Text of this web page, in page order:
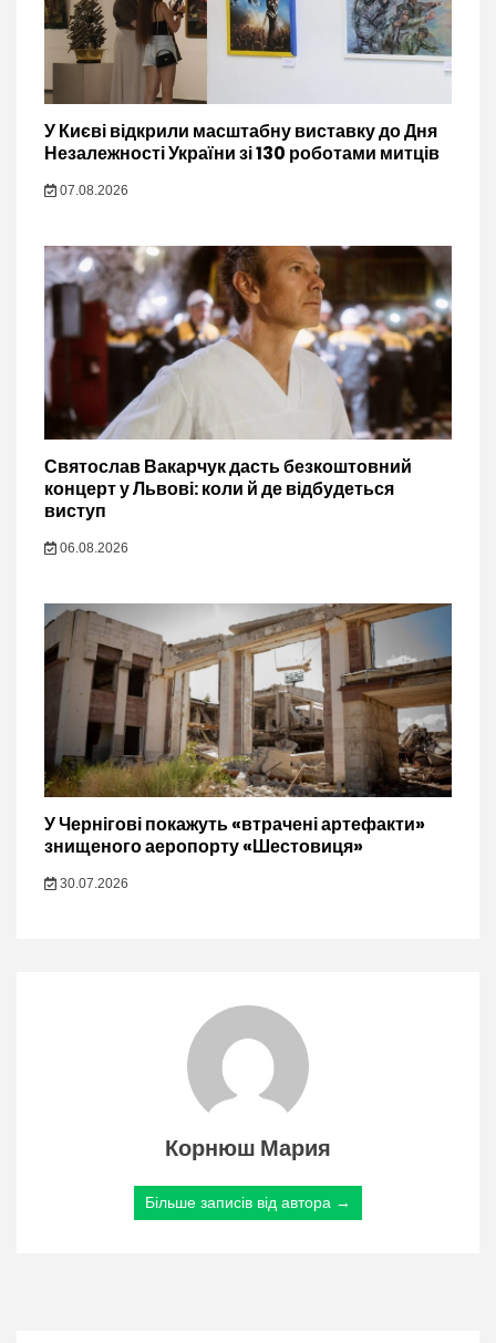
У Києві відкрили масштабну виставку до Дня
Незалежності України зі 130 роботами митців
07.08.2026
Святослав Вакарчук дасть безкоштовний
концерт у Львові: коли й де відбудеться
виступ
06.08.2026
У Чернігові покажуть «втрачені артефакти»
знищеного аеропорту «Шестовиця»
30.07.2026
Корнюш Мария
Більше записів від автора →